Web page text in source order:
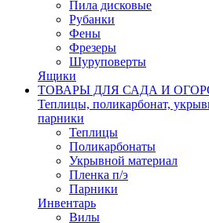
Пила дисковые
Рубанки
Фены
Фрезеры
Шуруповерты
Ящики
ТОВАРЫ ДЛЯ САДА И
Теплицы, поликарбонат,
парники
Теплицы
Поликарбонаты
Укрывной материал
Пленка п/э
Парники
Инвентарь
Вилы